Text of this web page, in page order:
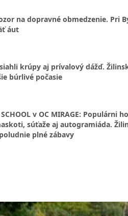
na dopravné obmedzenie. Pri
áut
krúpy aj prívalový dážď.
búrlivé počasie
SCHOOL v OC MIRAGE: Populárni
súťaže aj autogramiáda.
plné zábavy